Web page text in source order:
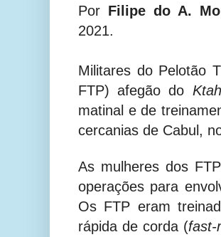
Por Filipe do A.
2021.
Militares do Pelotão
FTP)afegão do
matinal e de
cercanias de Cabul,
As mulheres dos
operações para
Os FTP eram
rápida de corda (fast-